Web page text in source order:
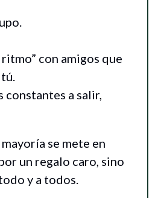
con amigos que
constantes a salir,
se mete en
un regalo caro, sino
y a todos.